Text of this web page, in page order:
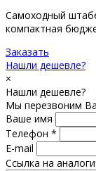
Самоходный
компактная
Заказать
Нашли дешевле?
×
Нашли дешевле?
Мы перезвоним
Ваше имя
Телефон *
E-mail
Ссылка на